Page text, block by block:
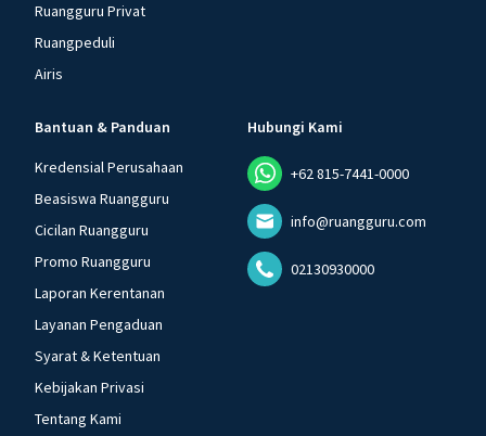
Ruangguru Privat
Ruangpeduli
Airis
Bantuan & Panduan
Kredensial Perusahaan
Beasiswa Ruangguru
Cicilan Ruangguru
Promo Ruangguru
Laporan Kerentanan
Layanan Pengaduan
Syarat & Ketentuan
Kebijakan Privasi
Tentang Kami
Hubungi Kami
+62 815-7441-0000
info@ruangguru.com
02130930000